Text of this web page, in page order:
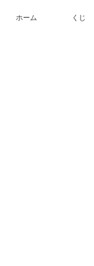
ホーム くじ